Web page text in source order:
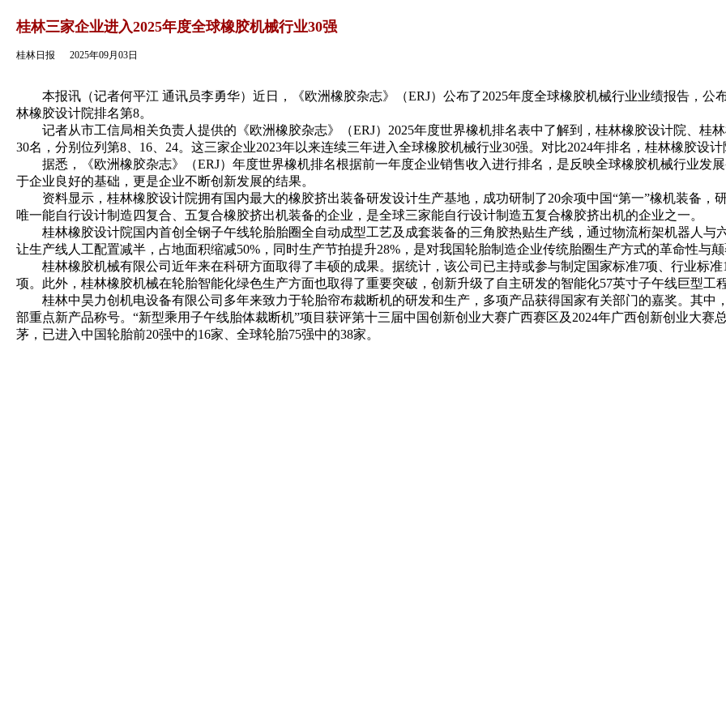
返回
桂林三家企业进入2025年度全球橡胶机械行业30强
桂林日报 2025年09月03日
本报讯（记者何平江 通讯员李勇华）近日，《欧洲橡胶杂志》（ERJ）公布了2025年度全球橡胶机械行业业绩报告，公
林橡胶设计院排名第8。
记者从市工信局相关负责人提供的《欧洲橡胶杂志》（ERJ）2025年度世界橡机排名表中了解到，桂林橡胶设计院、桂
30名，分别位列第8、16、24。这三家企业2023年以来连续三年进入全球橡胶机械行业30强。对比2024年排名，桂林橡胶设
据悉，《欧洲橡胶杂志》（ERJ）年度世界橡机排名根据前一年度企业销售收入进行排名，是反映全球橡胶机械行业发
于企业良好的基础，更是企业不断创新发展的结果。
资料显示，桂林橡胶设计院拥有国内最大的橡胶挤出装备研发设计生产基地，成功研制了20余项中国“第一”橡机装备，
唯一能自行设计制造四复合、五复合橡胶挤出机装备的企业，是全球三家能自行设计制造五复合橡胶挤出机的企业之一。
桂林橡胶设计院国内首创全钢子午线轮胎胎圈全自动成型工艺及成套装备的三角胶热贴生产线，通过物流桁架机器人与
让生产线人工配置减半，占地面积缩减50%，同时生产节拍提升28%，是对我国轮胎制造企业传统胎圈生产方式的革命性与
桂林橡胶机械有限公司近年来在科研方面取得了丰硕的成果。据统计，该公司已主持或参与制定国家标准7项、行业标准
项。此外，桂林橡胶机械在轮胎智能化绿色生产方面也取得了重要突破，创新升级了自主研发的智能化57英寸子午线巨型工
桂林中昊力创机电设备有限公司多年来致力于轮胎帘布裁断机的研发和生产，多项产品获得国家有关部门的嘉奖。其中，
部重点新产品称号。“新型乘用子午线胎体裁断机”项目获评第十三届中国创新创业大赛广西赛区及2024年广西创新创业大
茅，已进入中国轮胎前20强中的16家、全球轮胎75强中的38家。